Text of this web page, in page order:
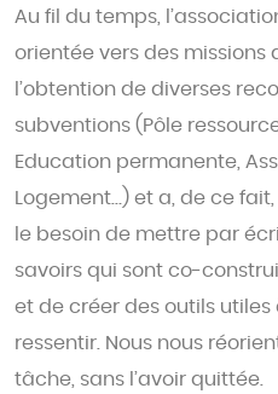
Au fil du temps,
orientée vers des missions
l’obtention de diverses
subventions (Pôle
Education permanente,
Logement…) et a, de ce
le besoin de mettre par
savoirs qui sont co-
et de créer des outils utiles
ressentir. Nous nous
tâche, sans l’avoir quittée.